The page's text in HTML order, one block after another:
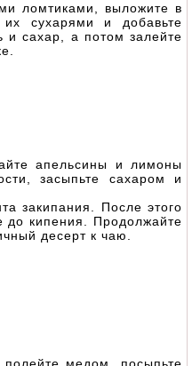
ломтиками, выложите в
сухарями и добавьте
и сахар, а потом залейте
апельсины и лимоны
засыпьте сахаром и
закипания. После этого
до кипения. Продолжайте
десерт к чаю.